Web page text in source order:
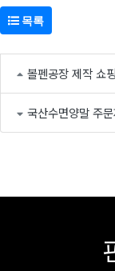
목록
볼펜공장 제작 쇼
국산수면양말 주